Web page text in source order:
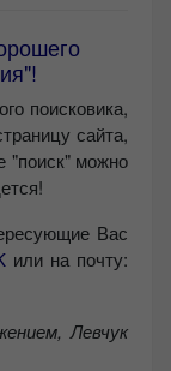
поисковика,
сайта,
"поиск" можно
Вас
или на почту:
Левчук